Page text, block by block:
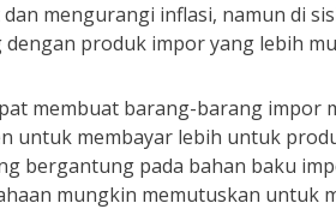
mengurangi inflasi, namun di
produk impor yang lebih
membuat barang-barang impor
untuk membayar lebih untuk
bergantung pada bahan baku
mungkin memutuskan untuk